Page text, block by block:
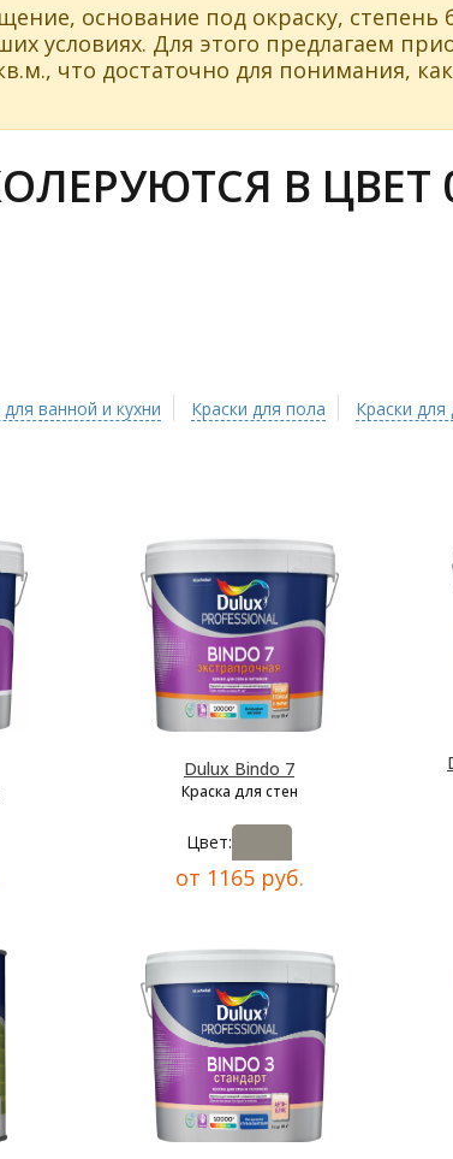
основание под окраску, степень
условиях. Для этого предлагаем
что достаточно для понимания,
В ЦВЕТ
для ванной и кухни Краски для пола Краски
Dulux Bindo 7
Краска для стен
Цвет:
от 1165 руб.